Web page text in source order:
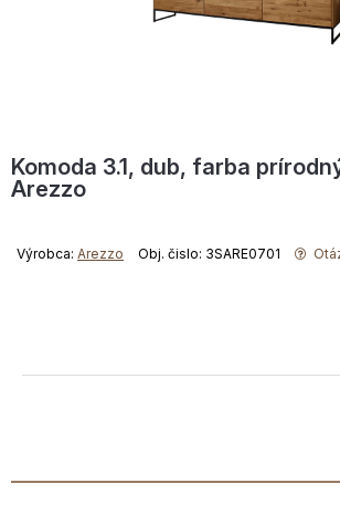
Komoda 3.1, dub, farba
Arezzo
Výrobca: Arezzo Obj. čislo: 3SARE0701